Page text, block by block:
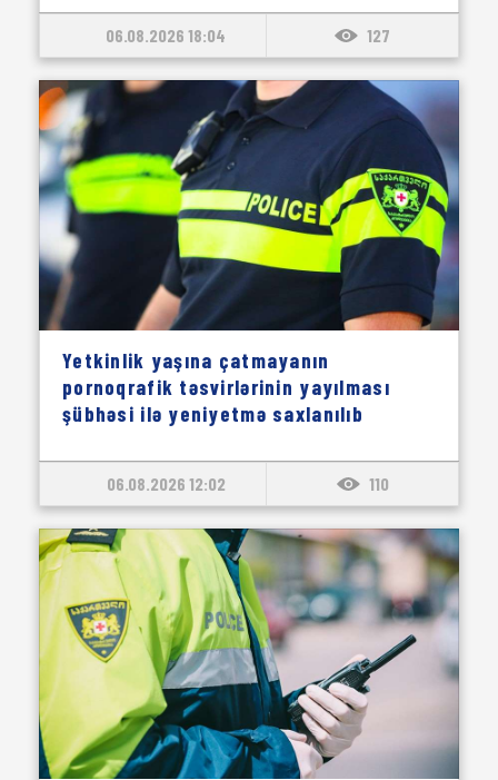
06.08.2026 18:04 127
Yetkinlik yaşına çatmayanın
pornoqrafik təsvirlərinin yayılması
şübhəsi ilə yeniyetmə saxlanılıb
06.08.2026 12:02 110